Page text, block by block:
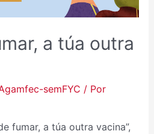
a túa outra
semFYC / Por
fumar, a túa outra vacina”,